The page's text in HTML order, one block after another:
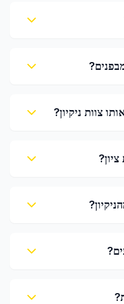
צוות ניקיון?